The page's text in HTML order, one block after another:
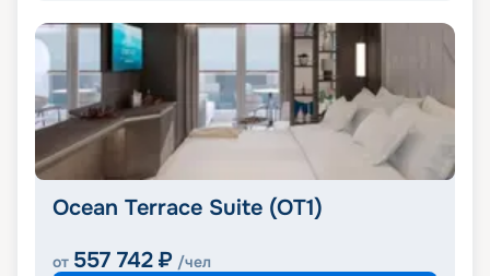
Ocean Terrace Suite (OT1)
от 557 742 ₽ /чел